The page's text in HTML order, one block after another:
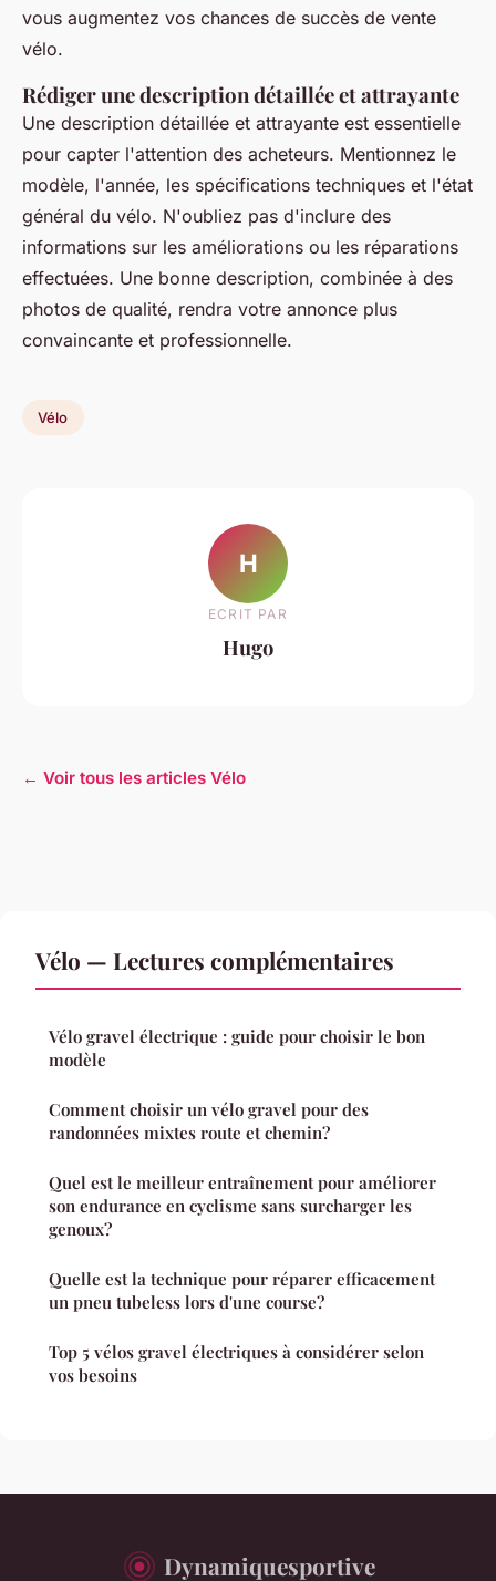
vous augmentez vos chances de succès de vente
vélo.
Rédiger une description détaillée et attrayante
Une description détaillée et attrayante est essentielle
pour capter l'attention des acheteurs. Mentionnez le
modèle, l'année, les spécifications techniques et l'état
général du vélo. N'oubliez pas d'inclure des
informations sur les améliorations ou les réparations
effectuées. Une bonne description, combinée à des
photos de qualité, rendra votre annonce plus
convaincante et professionnelle.
Vélo
H
ECRIT PAR
Hugo
← Voir tous les articles Vélo
Vélo — Lectures complémentaires
Vélo gravel électrique : guide pour choisir le bon
modèle
Comment choisir un vélo gravel pour des
randonnées mixtes route et chemin?
Quel est le meilleur entraînement pour améliorer
son endurance en cyclisme sans surcharger les
genoux?
Quelle est la technique pour réparer efficacement
un pneu tubeless lors d'une course?
Top 5 vélos gravel électriques à considérer selon
vos besoins
Dynamiquesportive